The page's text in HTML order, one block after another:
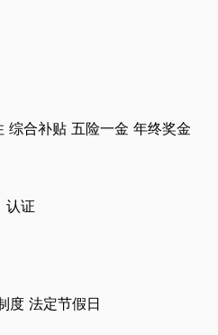
综合补贴 五险一金 年终奖金
认证
度 法定节假日